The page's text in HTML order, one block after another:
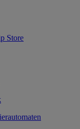
Store